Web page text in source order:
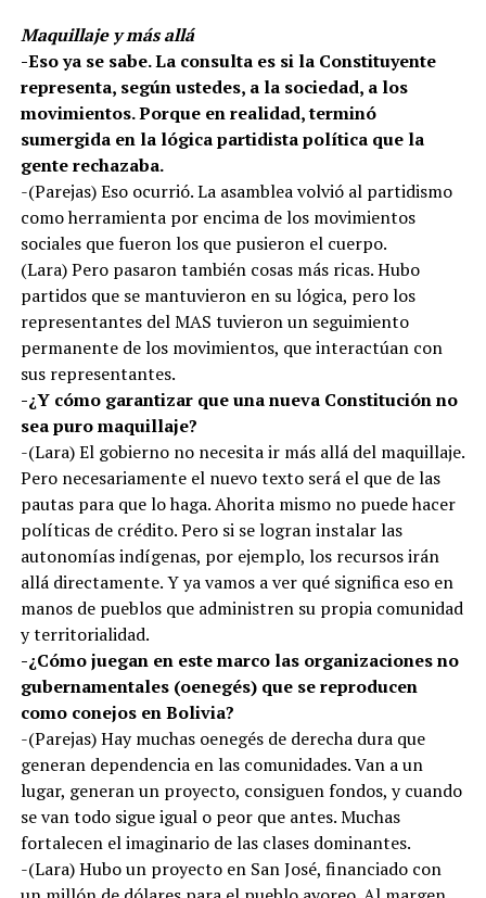
Maquillaje y más allá
-Eso ya se sabe. La consulta es si la Constituyente
representa, según ustedes, a la sociedad, a los
movimientos. Porque en realidad, terminó
sumergida en la lógica partidista política que la
gente rechazaba.
-(Parejas) Eso ocurrió. La asamblea volvió al partidismo
como herramienta por encima de los movimientos
sociales que fueron los que pusieron el cuerpo.
(Lara) Pero pasaron también cosas más ricas. Hubo
partidos que se mantuvieron en su lógica, pero los
representantes del MAS tuvieron un seguimiento
permanente de los movimientos, que interactúan con
sus representantes.
-¿Y cómo garantizar que una nueva Constitución no
sea puro maquillaje?
-(Lara) El gobierno no necesita ir más allá del maquillaje.
Pero necesariamente el nuevo texto será el que de las
pautas para que lo haga. Ahorita mismo no puede hacer
políticas de crédito. Pero si se logran instalar las
autonomías indígenas, por ejemplo, los recursos irán
allá directamente. Y ya vamos a ver qué significa eso en
manos de pueblos que administren su propia comunidad
y territorialidad.
-¿Cómo juegan en este marco las organizaciones no
gubernamentales (oenegés) que se reproducen
como conejos en Bolivia?
-(Parejas) Hay muchas oenegés de derecha dura que
generan dependencia en las comunidades. Van a un
lugar, generan un proyecto, consiguen fondos, y cuando
se van todo sigue igual o peor que antes. Muchas
fortalecen el imaginario de las clases dominantes.
-(Lara) Hubo un proyecto en San José, financiado con